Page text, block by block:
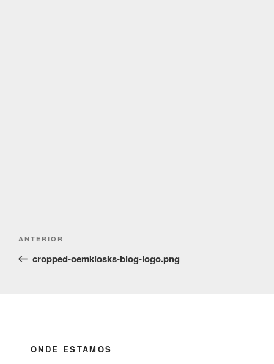
Post
navigation
Conteúdo
anterior
ANTERIOR
cropped-oemkiosks-blog-logo.png
ONDE ESTAMOS